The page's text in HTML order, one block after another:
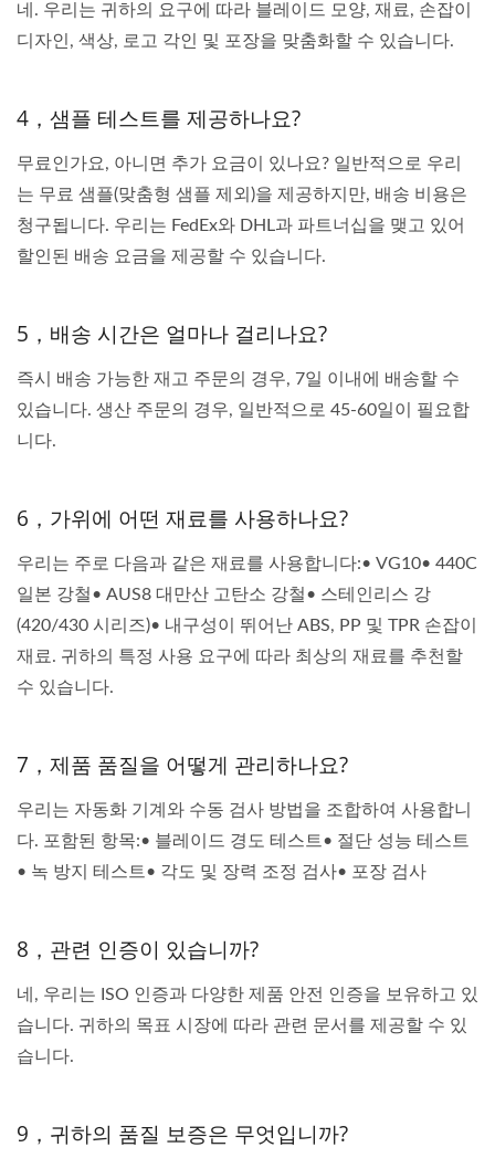
네. 우리는 귀하의 요구에 따라 블레이드 모양, 재료, 손잡이
디자인, 색상, 로고 각인 및 포장을 맞춤화할 수 있습니다.
4，샘플 테스트를 제공하나요?
무료인가요, 아니면 추가 요금이 있나요? 일반적으로 우리
는 무료 샘플(맞춤형 샘플 제외)을 제공하지만, 배송 비용은
청구됩니다. 우리는 FedEx와 DHL과 파트너십을 맺고 있어
할인된 배송 요금을 제공할 수 있습니다.
5，배송 시간은 얼마나 걸리나요?
즉시 배송 가능한 재고 주문의 경우, 7일 이내에 배송할 수
있습니다. 생산 주문의 경우, 일반적으로 45-60일이 필요합
니다.
6，가위에 어떤 재료를 사용하나요?
우리는 주로 다음과 같은 재료를 사용합니다:• VG10• 440C
일본 강철• AUS8 대만산 고탄소 강철• 스테인리스 강
(420/430 시리즈)• 내구성이 뛰어난 ABS, PP 및 TPR 손잡이
재료. 귀하의 특정 사용 요구에 따라 최상의 재료를 추천할
수 있습니다.
7，제품 품질을 어떻게 관리하나요?
우리는 자동화 기계와 수동 검사 방법을 조합하여 사용합니
다. 포함된 항목:• 블레이드 경도 테스트• 절단 성능 테스트
• 녹 방지 테스트• 각도 및 장력 조정 검사• 포장 검사
8，관련 인증이 있습니까?
네, 우리는 ISO 인증과 다양한 제품 안전 인증을 보유하고 있
습니다. 귀하의 목표 시장에 따라 관련 문서를 제공할 수 있
습니다.
9，귀하의 품질 보증은 무엇입니까?